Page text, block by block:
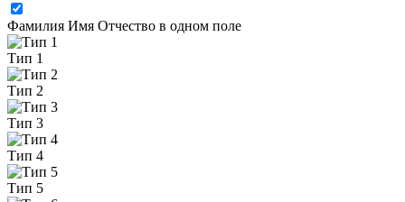
Фамилия Имя Отчество в одном поле
Тип 1
Тип 2
Тип 3
Тип 4
Тип 5